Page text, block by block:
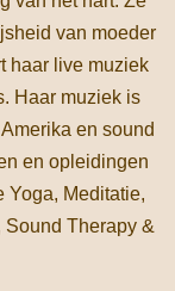
van moeder
haar live muziek
Haar muziek is
en sound
en opleidingen
Yoga, Meditatie,
Therapy &